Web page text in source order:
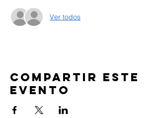
Ver todos
Compartir este
evento